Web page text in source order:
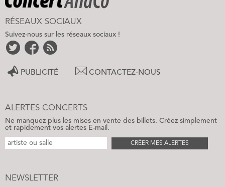
RÉSEAUX SOCIAUX
Suivez-nous sur les réseaux sociaux !
PUBLICITÉ CONTACTEZ-NOUS
ALERTES CONCERTS
Ne manquez plus les mises en vente des billets. Créez simplement
et rapidement vos alertes E-mail.
CRÉER MES ALERTES
NEWSLETTER